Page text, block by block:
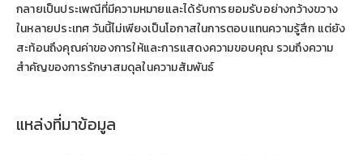
กลายเป็นประเพณีที่มีความหมายและได้รับการยอมรับอย่างกว้างขวาง
ในหลายประเทศ วันนี้ไม่เพียงเป็นโอกาสในการตอบแทนความรู้สึก แต่ยัง
สะท้อนถึงคุณค่าของการให้และการแสดงความขอบคุณ รวมถึงความ
สำคัญของการรักษาสมดุลในความสัมพันธ์
แหล่งที่มาข้อมูล